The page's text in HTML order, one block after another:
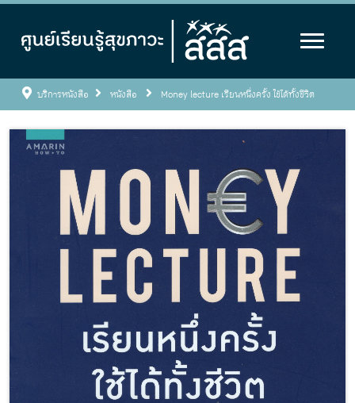
บริการหนังสือ หนังสือ Money lecture เรียนหนึ่งครั้ง ใช้ได้ทั้งชีวิต